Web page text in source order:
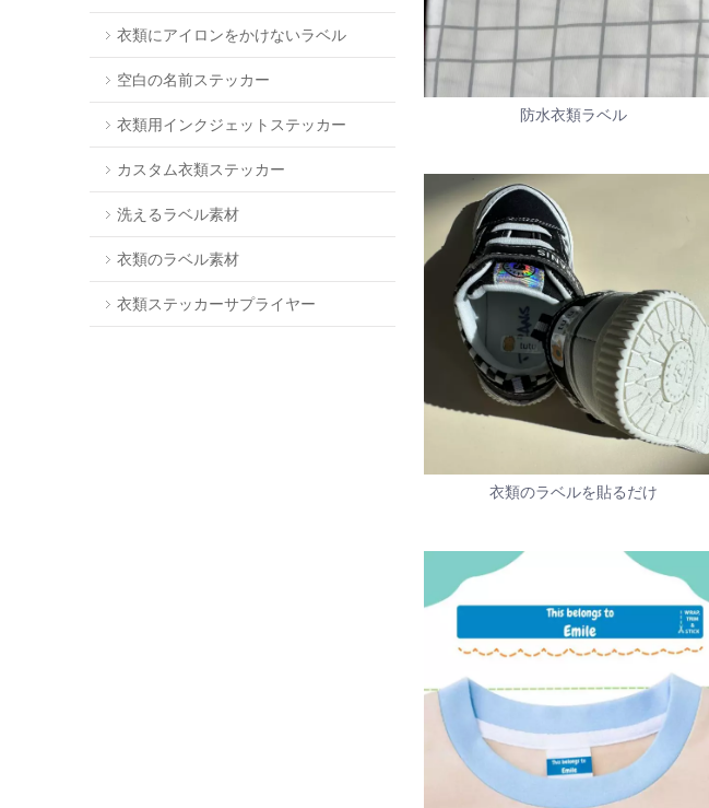
衣類にアイロンをかけないラベル
空白の名前ステッカー
衣類用インクジェットステッカー
カスタム衣類ステッカー
洗えるラベル素材
衣類のラベル素材
衣類ステッカーサプライヤー
防水衣類ラベル
衣類のラベルを貼るだけ